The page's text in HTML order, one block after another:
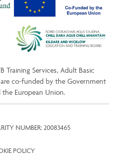
Training Services, Adult Basic
co-funded by the Government
European Union.
NUMBER: 20083465
POLICY